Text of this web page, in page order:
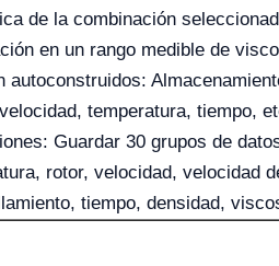
de la combinación
en un rango medible de
autoconstruidos:
temperatura, tiempo,
Guardar 30 grupos de
rotor, velocidad, velocidad
tiempo, densidad,